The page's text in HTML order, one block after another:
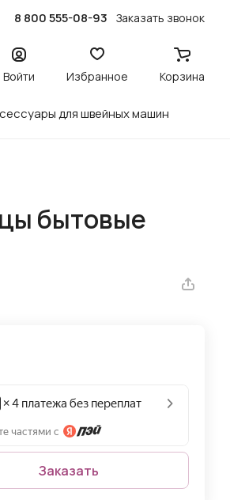
8 800 555-08-93 Заказать звонок
Войти Избранное Корзина
для швейных машин
бытовые
Заказать